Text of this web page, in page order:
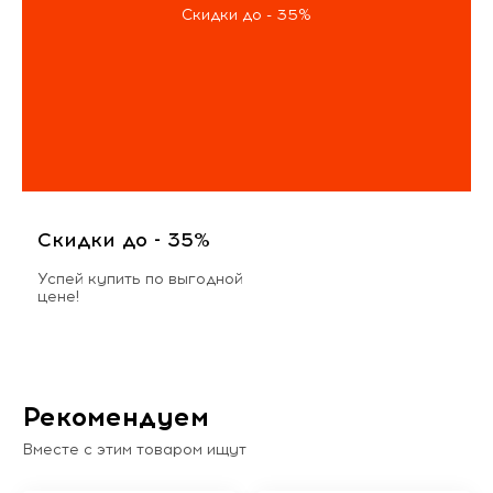
Скидки до - 35%
Скидки до - 35%
Успей купить по выгодной
цене!
Рекомендуем
Вместе с этим товаром ищут